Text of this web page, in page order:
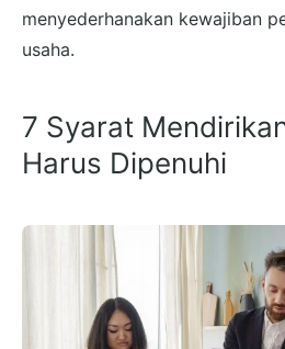
menyederhanakan kewajiban
usaha.
7 Syarat
Harus Dipenuhi